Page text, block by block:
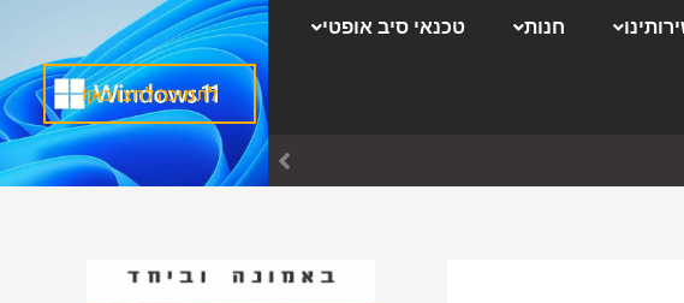
חנות טכנאי סיב אופטי
לתמיכה לחצו כאן!
ק